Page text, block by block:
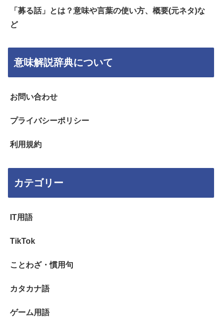
「募る話」とは？意味や言葉の使い方、概要(元ネタ)な
ど
意味解説辞典について
お問い合わせ
プライバシーポリシー
利用規約
カテゴリー
IT用語
TikTok
ことわざ・慣用句
カタカナ語
ゲーム用語